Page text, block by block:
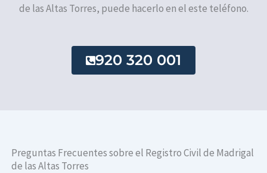
de las Altas Torres, puede hacerlo en el este teléfono.
920 320 001
Preguntas Frecuentes sobre el Registro Civil de Madrigal
de las Altas Torres